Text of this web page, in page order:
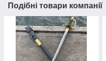
Подібні товари компанії